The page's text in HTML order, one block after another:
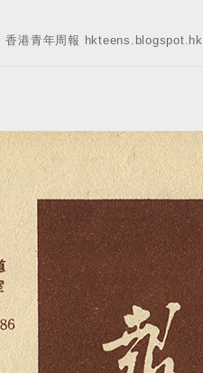
香港青年周報 hkteens.blogspot.hk